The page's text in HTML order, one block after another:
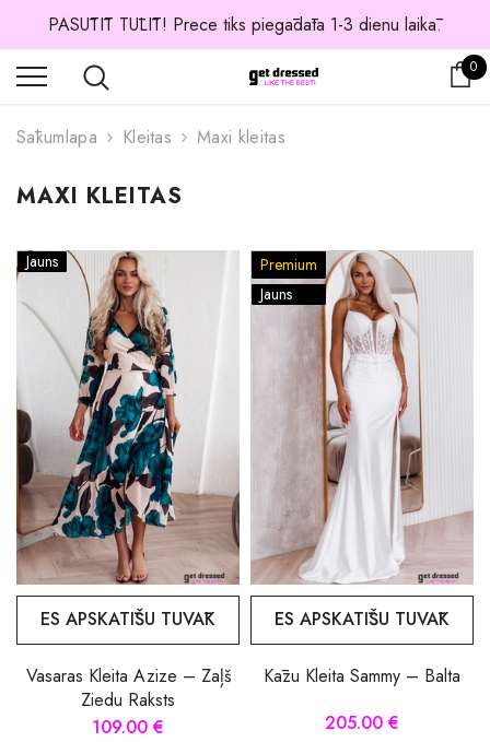
PASŪTĪT TŪLĪT! Prece tiks piegādāta 1-3 dienu laikā.
00
Sākumlapa Kleitas Maxi kleitas
MAXI KLEITAS
Jauns
ES APSKATĪŠU TUVĀK
Vasaras Kleita Azize – Zaļš
Ziedu Raksts
109.00 €
Premium
Jauns
ES APSKATĪŠU TUVĀK
Kāzu Kleita Sammy – Balta
205.00 €